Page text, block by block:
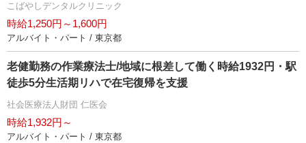
こばやしデンタルクリニック
時給1,250円～1,600円
アルバイト・パート / 東京都
老健勤務の作業療法士/地域に根差して働く時給1932円・駅
徒歩5分生活期リハで在宅復帰を支援
社会医療法人財団 仁医会
時給1,932円～
アルバイト・パート / 東京都